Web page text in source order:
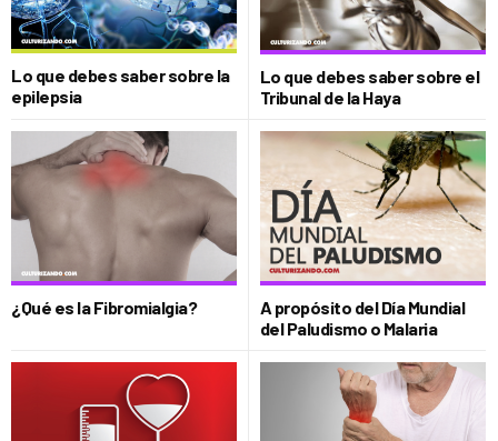
Lo que debes saber sobre la
epilepsia
Lo que debes saber sobre el
Tribunal de la Haya
¿Qué es la Fibromialgia?
A propósito del Día Mundial
del Paludismo o Malaria